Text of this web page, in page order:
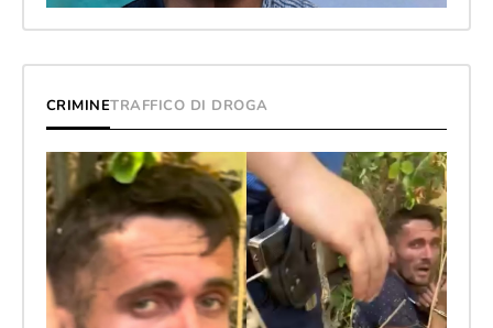
CRIMINETRAFFICO DI DROGA